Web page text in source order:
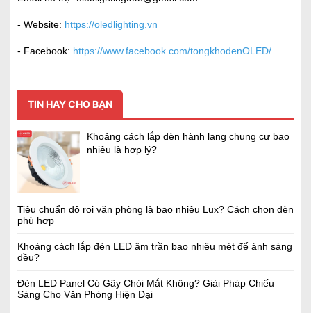
- Website: https://oledlighting.vn
- Facebook: https://www.facebook.com/tongkhodenOLED/
TIN HAY CHO BẠN
Khoảng cách lắp đèn hành lang chung cư bao
nhiêu là hợp lý?
Tiêu chuẩn độ rọi văn phòng là bao nhiêu Lux? Cách chọn đèn
phù hợp
Khoảng cách lắp đèn LED âm trần bao nhiêu mét để ánh sáng
đều?
Đèn LED Panel Có Gây Chói Mắt Không? Giải Pháp Chiếu
Sáng Cho Văn Phòng Hiện Đại